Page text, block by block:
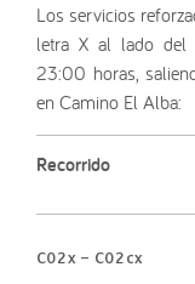
Los servicios
letra X al lado del
23:00 horas,
en Camino El Alba:
Recorrido
C02x – C02cx